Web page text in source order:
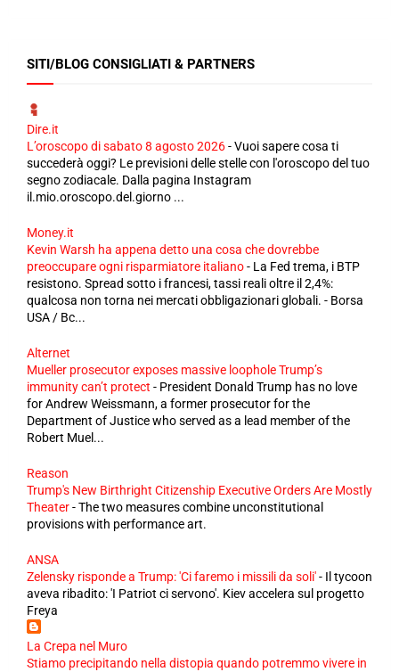
SITI/BLOG CONSIGLIATI & PARTNERS
Dire.it
L’oroscopo di sabato 8 agosto 2026-Vuoi sapere cosa ti
succederà oggi? Le previsioni delle stelle con l'oroscopo del tuo
segno zodiacale. Dalla pagina Instagram
il.mio.oroscopo.del.giorno ...
Money.it
Kevin Warsh ha appena detto una cosa che dovrebbe
preoccupare ogni risparmiatore italiano- La Fed trema, i BTP
resistono. Spread sotto i francesi, tassi reali oltre il 2,4%:
qualcosa non torna nei mercati obbligazionari globali. - Borsa
USA / Bc...
Alternet
Mueller prosecutor exposes massive loophole Trump’s
immunity can’t protect - President Donald Trump has no love
for Andrew Weissmann, a former prosecutor for the
Department of Justice who served as a lead member of the
Robert Muel...
Reason
Trump's New Birthright Citizenship Executive Orders Are Mostly
Theater-The two measures combine unconstitutional
provisions with performance art.
ANSA
Zelensky risponde a Trump: 'Ci faremo i missili da soli'- Il tycoon
aveva ribadito: 'I Patriot ci servono'. Kiev accelera sul progetto
Freya
La Crepa nel Muro
Stiamo precipitando nella distopia quando potremmo vivere in